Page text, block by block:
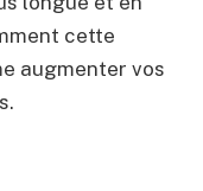
cette
augmenter vos